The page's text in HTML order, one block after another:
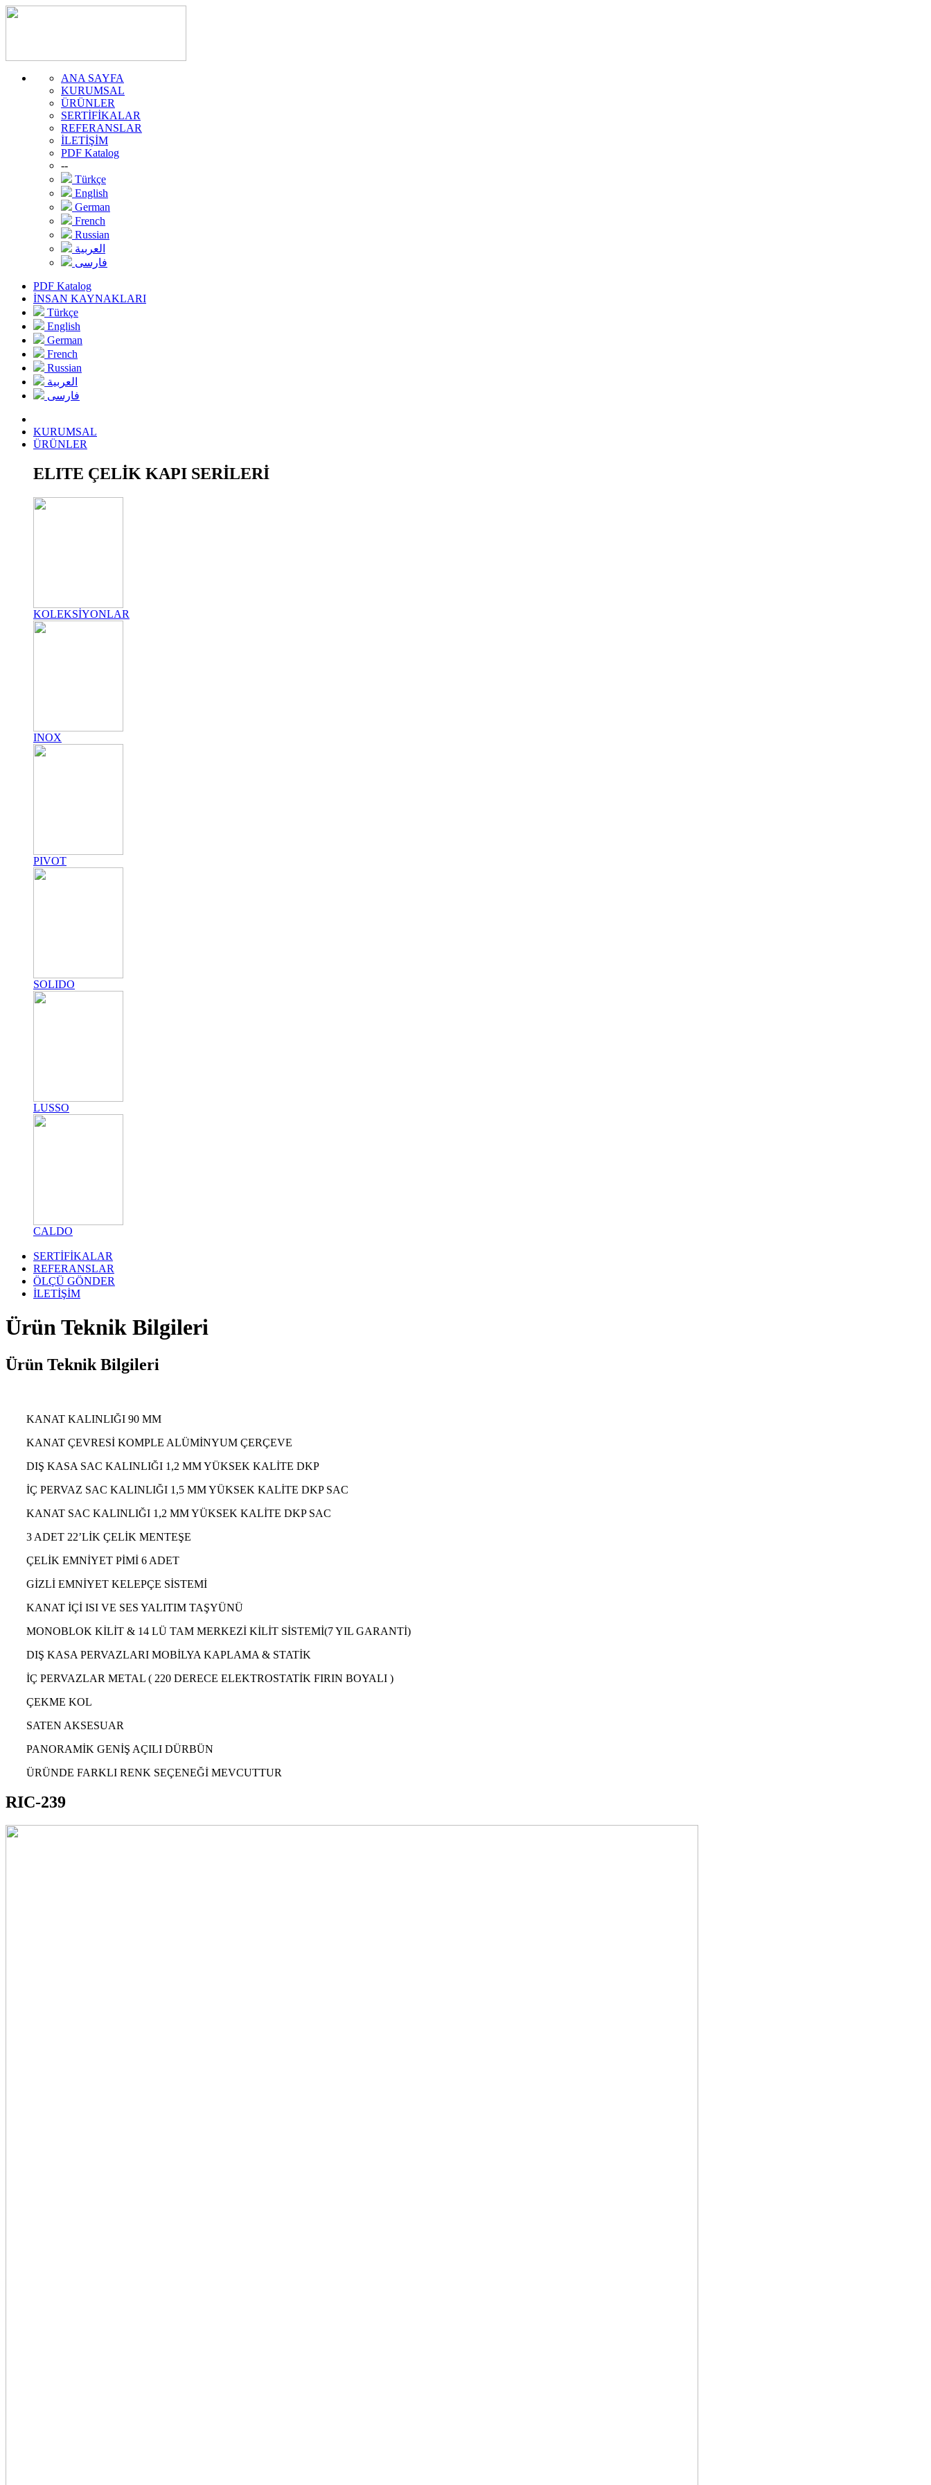
ANA SAYFA
KURUMSAL
ÜRÜNLER
SERTİFİKALAR
REFERANSLAR
İLETİŞİM
PDF Katalog
--
Türkçe
English
German
French
Russian
العربية
فارسی
PDF Katalog
İNSAN KAYNAKLARI
Türkçe
English
German
French
Russian
العربية
فارسی
KURUMSAL
ÜRÜNLER
ELITE ÇELİK KAPI SERİLERİ
KOLEKSİYONLAR
INOX
PIVOT
SOLIDO
LUSSO
CALDO
SERTİFİKALAR
REFERANSLAR
ÖLÇÜ GÖNDER
İLETİŞİM
Ürün Teknik Bilgileri
Ürün Teknik Bilgileri
KANAT KALINLIĞI 90 MM
KANAT ÇEVRESİ KOMPLE ALÜMİNYUM ÇERÇEVE
DIŞ KASA SAC KALINLIĞI 1,2 MM YÜKSEK KALİTE DKP
İÇ PERVAZ SAC KALINLIĞI 1,5 MM YÜKSEK KALİTE DKP SAC
KANAT SAC KALINLIĞI 1,2 MM YÜKSEK KALİTE DKP SAC
3 ADET 22’LİK ÇELİK MENTEŞE
ÇELİK EMNİYET PİMİ 6 ADET
GİZLİ EMNİYET KELEPÇE SİSTEMİ
KANAT İÇİ ISI VE SES YALITIM TAŞYÜNÜ
MONOBLOK KİLİT & 14 LÜ TAM MERKEZİ KİLİT SİSTEMİ(7 YIL GARANTİ)
DIŞ KASA PERVAZLARI MOBİLYA KAPLAMA & STATİK
İÇ PERVAZLAR METAL ( 220 DERECE ELEKTROSTATİK FIRIN BOYALI )
ÇEKME KOL
SATEN AKSESUAR
PANORAMİK GENİŞ AÇILI DÜRBÜN
ÜRÜNDE FARKLI RENK SEÇENEĞİ MEVCUTTUR
RIC-239